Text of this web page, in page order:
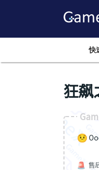
快
狂飙
售